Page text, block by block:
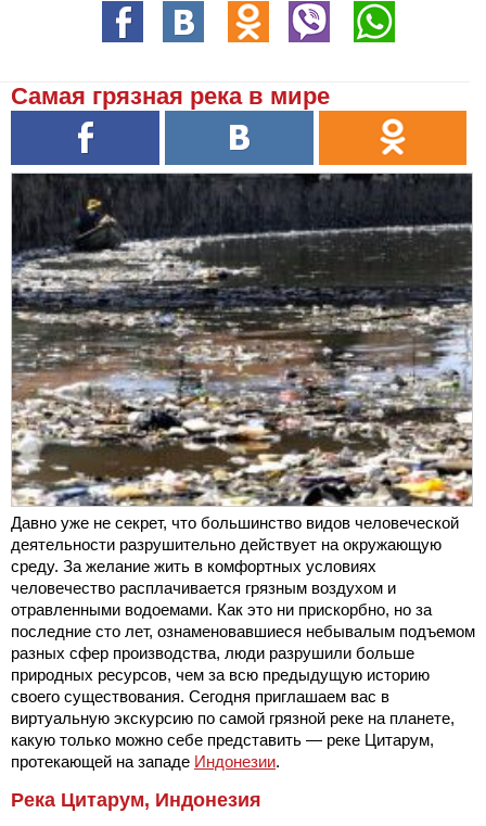
Самая грязная река в мире
Давно уже не секрет, что большинство видов человеческой
деятельности разрушительно действует на окружающую
среду. За желание жить в комфортных условиях
человечество расплачивается грязным воздухом и
отравленными водоемами. Как это ни прискорбно, но за
последние сто лет, ознаменовавшиеся небывалым подъемом
разных сфер производства, люди разрушили больше
природных ресурсов, чем за всю предыдущую историю
своего существования. Сегодня приглашаем вас в
виртуальную экскурсию по самой грязной реке на планете,
какую только можно себе представить — реке Цитарум,
протекающей на западе Индонезии.
Река Цитарум, Индонезия